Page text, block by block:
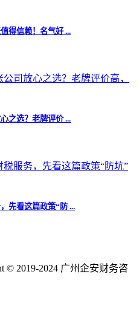
得信赖！名气好 ...
之选？老牌评价 ...
先看这篇政策“防 ...
© 2019-2024 广州企安财务咨